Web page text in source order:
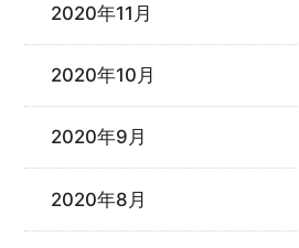
2020年11月
2020年10月
2020年9月
2020年8月